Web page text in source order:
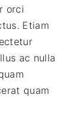
orci
Etiam
ac nulla
quam